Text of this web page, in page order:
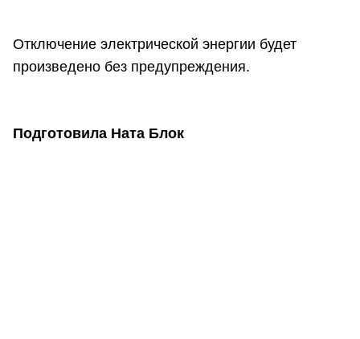
Отключение электрической энергии будет
произведено без предупреждения.
Подготовила Ната Блок